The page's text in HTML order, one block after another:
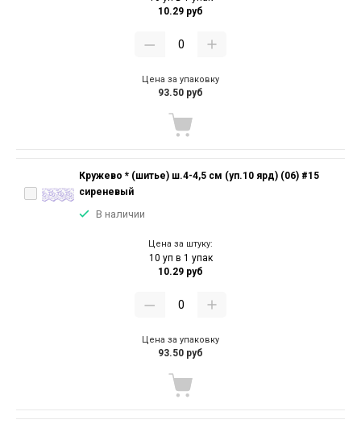
10.29 руб
Цена за упаковку
93.50 руб
Кружево * (шитье) ш.4-4,5 см (уп.10 ярд) (06) #15
сиреневый
В наличии
Цена за штуку:
10 уп в 1 упак
10.29 руб
Цена за упаковку
93.50 руб